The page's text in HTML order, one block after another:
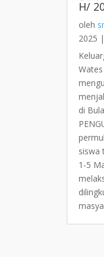
H/
oleh
2025 |
di
siswa
1-5